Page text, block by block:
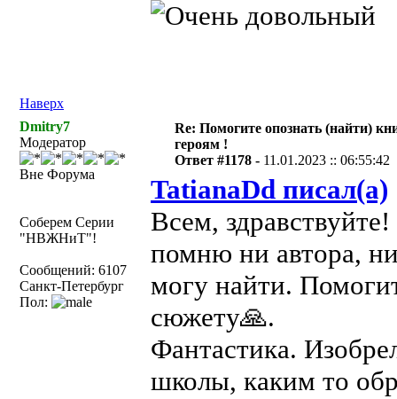
Наверх
Dmitry7
Модератор
Вне Форума
Соберем Серии
"НВЖНиТ"!
Сообщений: 6107
Санкт-Петербург
Пол:
Re: Помогите опознать (найти)
героям !
Ответ #1178 - 11.01.2023 :: 06:55:42
TatianaDd писал(а)
Всем,
помню ни автора,
могу найти.
сюжету🙏.
Фантастика.
школы, каким то